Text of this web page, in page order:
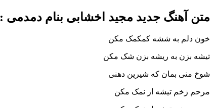
متن آهنگ جدید مجید اخشابی بنام دمدمی :
خون دلم به ششه کمکمک مکن
تیشه بزن به ریشه بزن شک مکن
شوخ منی بمان که شیرین دهنی
مرحم زخم تیشه از نمک مکن